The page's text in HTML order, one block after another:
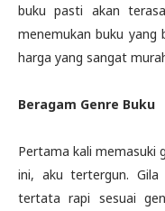
buku pasti akan
menemukan buku yang
harga yang sangat
Beragam Genre Buku
Pertama kali memasuki
ini, aku tertergun. Gila
tertata rapi sesuai